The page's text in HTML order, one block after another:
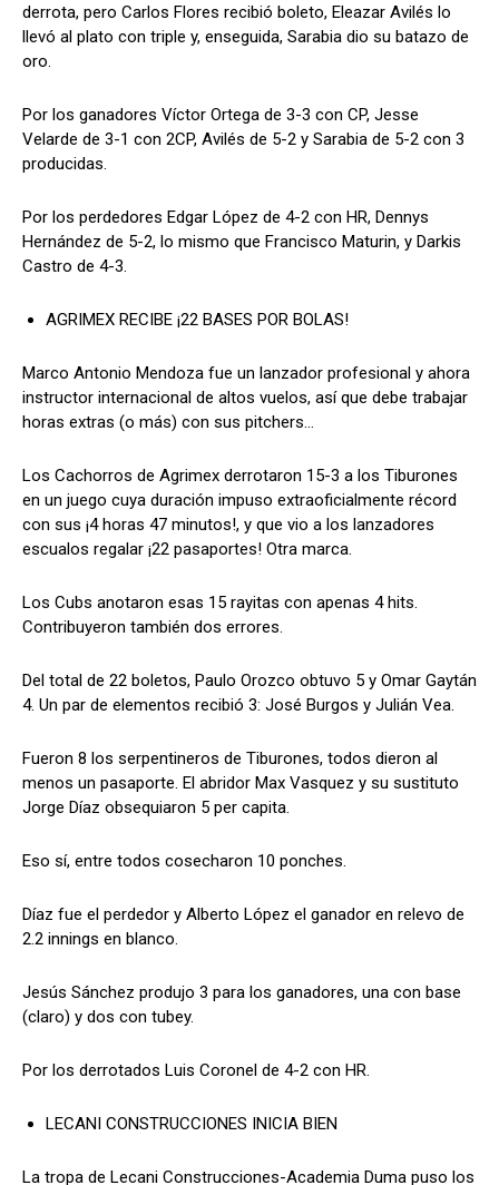
derrota, pero Carlos Flores recibió boleto, Eleazar Avilés lo
llevó al plato con triple y, enseguida, Sarabia dio su batazo de
oro.
Por los ganadores Víctor Ortega de 3-3 con CP, Jesse
Velarde de 3-1 con 2CP, Avilés de 5-2 y Sarabia de 5-2 con 3
producidas.
Por los perdedores Edgar López de 4-2 con HR, Dennys
Hernández de 5-2, lo mismo que Francisco Maturin, y Darkis
Castro de 4-3.
AGRIMEX RECIBE ¡22 BASES POR BOLAS!
Marco Antonio Mendoza fue un lanzador profesional y ahora
instructor internacional de altos vuelos, así que debe trabajar
horas extras (o más) con sus pitchers…
Los Cachorros de Agrimex derrotaron 15-3 a los Tiburones
en un juego cuya duración impuso extraoficialmente récord
con sus ¡4 horas 47 minutos!, y que vio a los lanzadores
escualos regalar ¡22 pasaportes! Otra marca.
Los Cubs anotaron esas 15 rayitas con apenas 4 hits.
Contribuyeron también dos errores.
Del total de 22 boletos, Paulo Orozco obtuvo 5 y Omar Gaytán
4. Un par de elementos recibió 3: José Burgos y Julián Vea.
Fueron 8 los serpentineros de Tiburones, todos dieron al
menos un pasaporte. El abridor Max Vasquez y su sustituto
Jorge Díaz obsequiaron 5 per capita.
Eso sí, entre todos cosecharon 10 ponches.
Díaz fue el perdedor y Alberto López el ganador en relevo de
2.2 innings en blanco.
Jesús Sánchez produjo 3 para los ganadores, una con base
(claro) y dos con tubey.
Por los derrotados Luis Coronel de 4-2 con HR.
LECANI CONSTRUCCIONES INICIA BIEN
La tropa de Lecani Construcciones-Academia Duma puso los